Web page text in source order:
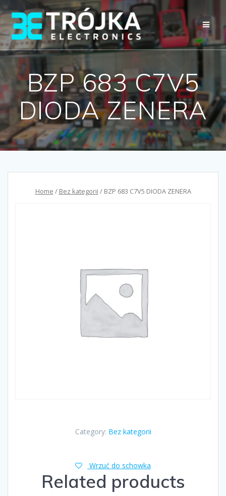
Przejdź
do
treści
BZP 683 C7V5
DIODA ZENERA
Home / Bez kategorii / BZP 683 C7V5 DIODA ZENERA
Category: Bez kategorii
Wrzuć do schowka
Related products